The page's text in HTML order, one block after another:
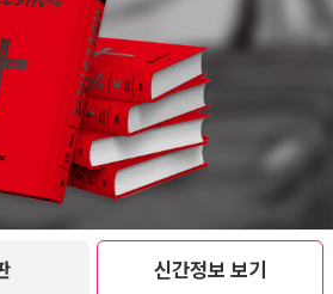
신간정보 보기
다. 기업도, 사람도 늙고 상승세가 꺾인
새로운 생명의 피를 수혈 받아 다시 양지
는 한번 늙어버리면 대개는 그것으로 끝
년까지 노던 파이프라인과의 주총 싸움은
나라 소액주주들이 겪는 권리주장/행사의
입니다. 그레이엄은 처음 5%의 지분을
잉여자산 배분을 위해 경영진을 만나 설
에 참석하여 권리를 주장하지만, 미숙함으
분을 추가로 더 매입하면서 동조세력을